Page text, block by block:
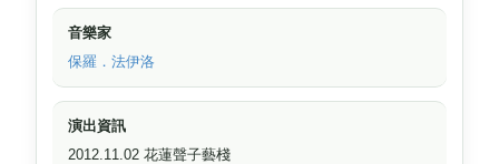
音樂家
保羅．法伊洛
演出資訊
2012.11.02 花蓮聲子藝棧